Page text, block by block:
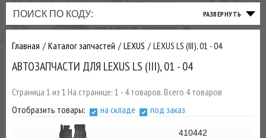
ПОИСК ПО КОДУ:
Главная Каталог запчастей LEXUS LEXUS LS (III), 01 - 04
АВТОЗАПЧАСТИ ДЛЯ LEXUS LS (III), 01 - 04
Страница 1 из 1 На странице: 1 - 4 товаров. Всего 4 товаров
Отобразить товары:
на складе под заказ
410442
Беларусь
+375
+375
ТО
ФИЛЬТРА
ТОРМОЗНАЯ
СИСТЕМА
ПОДВЕСКА
РУЛЕВОЕ
ТРАНСМИССИЯ
ПРИВОД
ДВИГАТЕЛЬ
ВЫХЛОП
ЭЛЕКТРИКА
ОСВЕЩЕНИЕ
РАСХОДНИКИ,
ЗАПЧАСТИ К
ЗАКАЗУ ЧЕРЕЗ